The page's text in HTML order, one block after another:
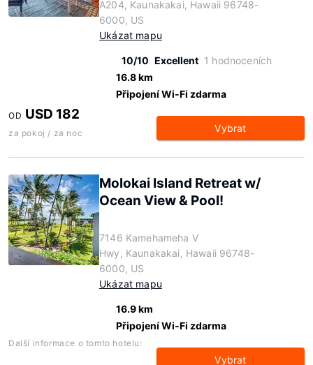
A204, Kaunakakai, Hawaii 96748-
6000, US
Ukázat mapu
10/10 Excellent 1 hodnoceních
16.8 km
Připojení Wi-Fi zdarma
OD USD 182
za pokoj / za noc Vybrat
Molokai Island Retreat w/
Ocean View & Pool!
7146 Kamehameha V
Hwy, Kaunakakai, Hawaii 96748-
6000, US
Ukázat mapu
16.9 km
Připojení Wi-Fi zdarma
Další informace o tomto hotelu:
Vybrat